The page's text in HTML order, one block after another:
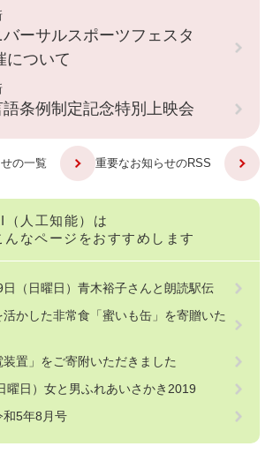
バーサルスポーツフェスタ
について
条例制定記念特別上映会
の一覧 重要なお知らせのRSS
（人工知能）は
んなページをおすすめします
（日曜日）青木裕子さんと朗読駅伝
かした非常食「蜜いも缶」を寄贈いた
装置」をご寄附いただきました
曜日）女と男ふれあいさかき2019
和5年8月号